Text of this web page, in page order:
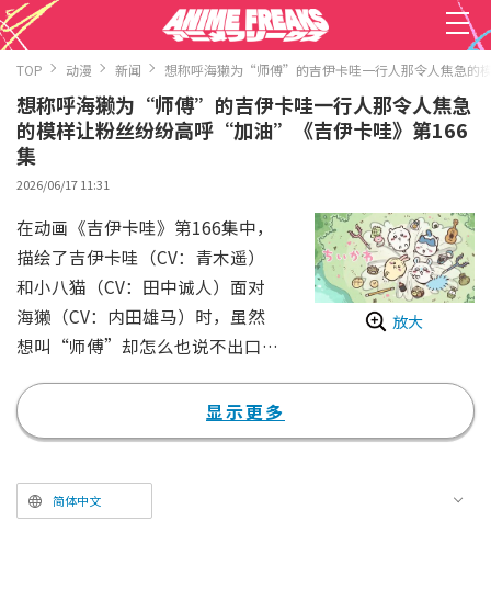
TOP 动漫 新闻 想称呼海獭为“师傅”的吉伊卡哇一行人那令人焦急
想称呼海獭为“师傅”的吉伊卡哇一行人那令人焦急
的模样让粉丝纷纷高呼“加油”《吉伊卡哇》第166
集
2026/06/17 11:31
放大
在动画《吉伊卡哇》第166集中，
描绘了吉伊卡哇（CV：青木遥）
和小八猫（CV：田中诚人）面对
海獭（CV：内田雄马）时，虽然
想叫“师傅”却怎么也说不出口的
在第166集的前半部分中，描绘了
在拉面“郎”里工作的风狮（C
（CV：松冈祯丞）称作“师
傅”，而吉伊卡哇一行人对这一幕
显示更多
简体中文